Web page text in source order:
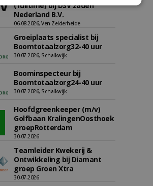
(fulltime) bij DSV zaden
Nederland B.V.
06-08-2026, Ven Zelderheide
Groeiplaats specialist bij
Boomtotaalzorg32-40 uur
30-07-2026, Schalkwijk
Boominspecteur bij
Boomtotaalzorg24-40 uur
30-07-2026, Schalkwijk
Hoofdgreenkeeper (m/v)
Golfbaan KralingenOosthoek
groepRotterdam
30-07-2026
Teamleider Kwekerij &
Ontwikkeling bij Diamant
groep Groen Xtra
30-07-2026